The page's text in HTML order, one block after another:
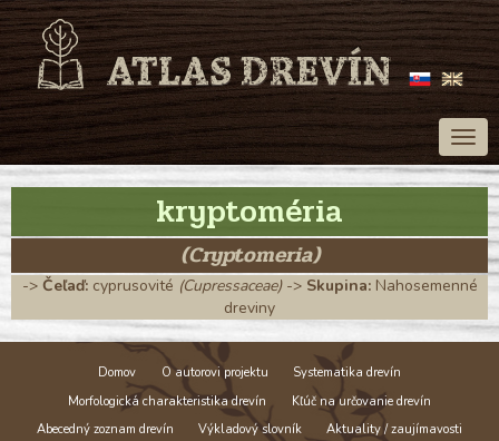
kryptoméria
(Cryptomeria)
-> Čeľaď: cyprusovité (Cupressaceae)-> Skupina: Nahosemenné
dreviny
Domov O autorovi projektu
Systematika drevín
Morfologická charakteristika drevín
Kľúč na určovanie drevín
Abecedný zoznam drevín
Výkladový slovník
Aktuality / zaujímavosti